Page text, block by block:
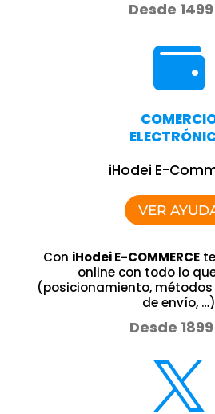
Desde

iHodei E-
VER
Con iHodei E-COMMERCE
online con todo lo
(posicionamiento,
de envío, …)
Desde
